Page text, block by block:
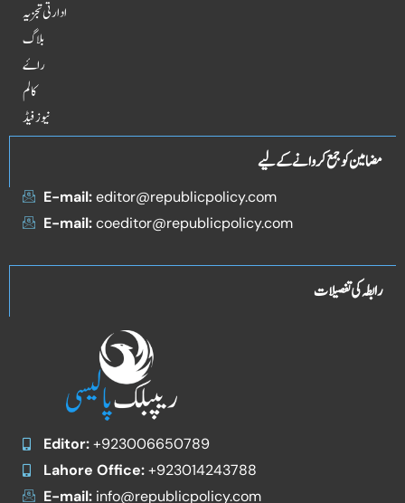
ادارتی تجزیہ
بلاگ
راۓ
کالم
نیوز فیڈ
مضامین کو جمع کروانے کے لیے
E-mail:editor@republicpolicy.com
E-mail:coeditor@republicpolicy.com
رابطہ کی تفصیلات
Editor:+923006650789
Lahore Office:+923014243788
E-mail:info@republicpolicy.com